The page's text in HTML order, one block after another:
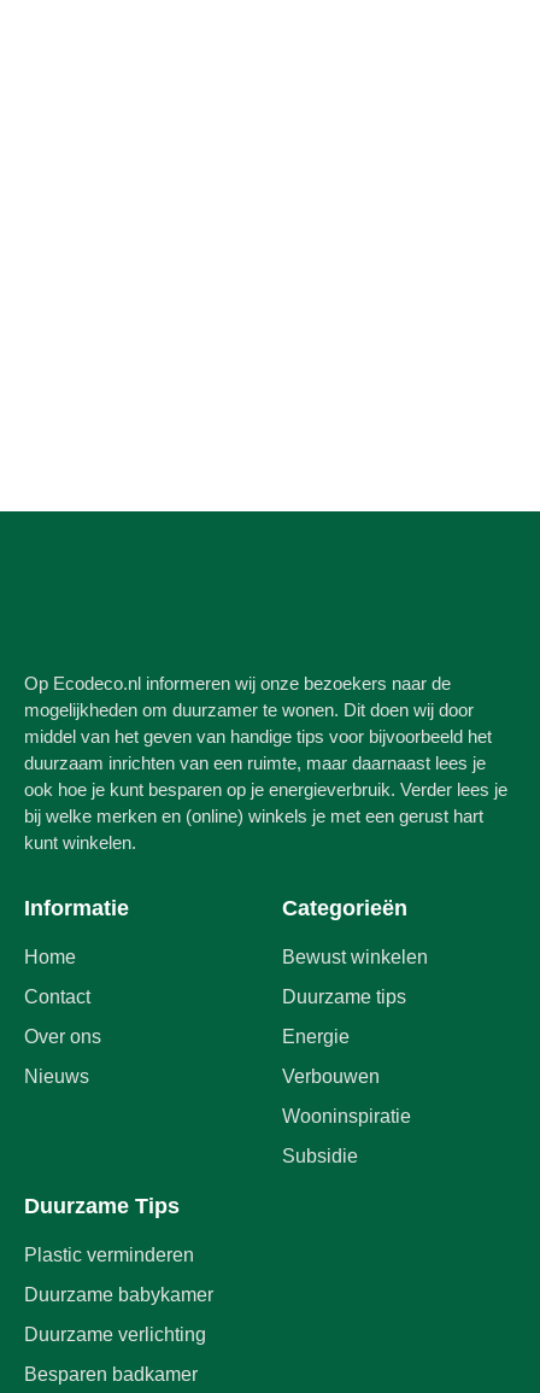
Op Ecodeco.nl informeren wij onze bezoekers naar de
mogelijkheden om duurzamer te wonen. Dit doen wij door
middel van het geven van handige tips voor bijvoorbeeld het
duurzaam inrichten van een ruimte, maar daarnaast lees je
ook hoe je kunt besparen op je energieverbruik. Verder lees je
bij welke merken en (online) winkels je met een gerust hart
kunt winkelen.
Informatie
Home
Contact
Over ons
Nieuws
Categorieën
Bewust winkelen
Duurzame tips
Energie
Verbouwen
Wooninspiratie
Subsidie
Duurzame Tips
Plastic verminderen
Duurzame babykamer
Duurzame verlichting
Besparen badkamer